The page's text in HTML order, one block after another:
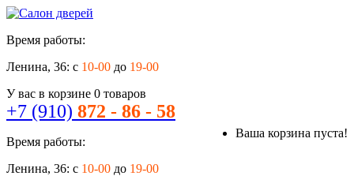
Время работы:
Ленина, 36: с 10-00 до 19-00
У вас в корзине 0 товаров
Ваша корзина пуста!
+7 (910) 872 - 86 - 58
Время работы:
Ленина, 36: с 10-00 до 19-00